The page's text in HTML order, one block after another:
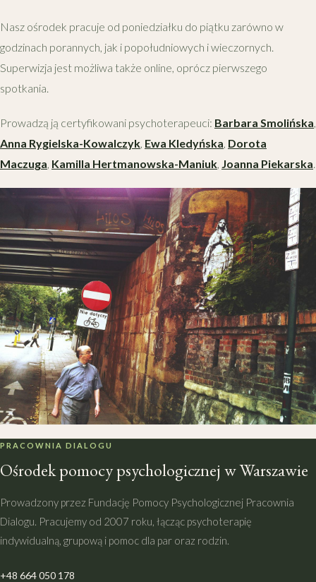
Nasz ośrodek pracuje od poniedziałku do piątku zarówno w
godzinach porannych, jak i popołudniowych i wieczornych.
Superwizja jest możliwa także online, oprócz pierwszego
spotkania.
Prowadzą ją certyfikowani psychoterapeuci: Barbara Smolińska,
Anna Rygielska-Kowalczyk, Ewa Kledyńska, Dorota
Maczuga, Kamilla Hertmanowska-Maniuk, Joanna Piekarska.
PRACOWNIA DIALOGU
Ośrodek pomocy psychologicznej w Warszawie
Prowadzony przez Fundację Pomocy Psychologicznej Pracownia
Dialogu. Pracujemy od 2007 roku, łącząc psychoterapię
indywidualną, grupową i pomoc dla par oraz rodzin.
+48 664 050 178